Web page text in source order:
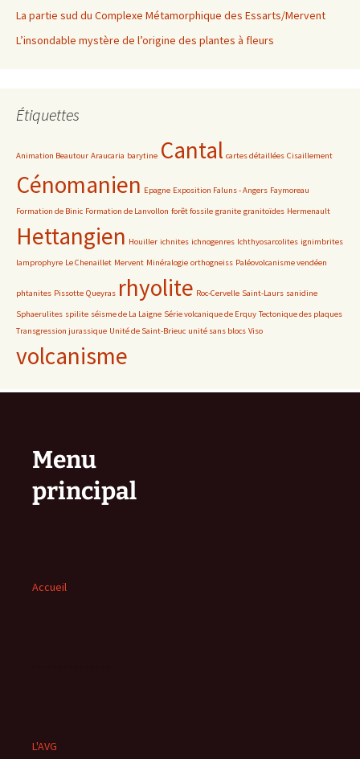
La partie sud du Complexe Métamorphique des Essarts/Mervent
L’insondable mystère de l’origine des plantes à fleurs
Étiquettes
Animation Beautour Araucaria barytine Cantal cartes détaillées Cisaillement
Cénomanien Epagne Exposition Faluns - Angers Faymoreau
Formation de Binic Formation de Lanvollon forêt fossile granite granitoïdes Hermenault
Hettangien Houiller ichnites ichnogenres Ichthyosarcolites ignimbrites
lamprophyre Le Chenaillet Mervent Minéralogie orthogneiss Paléovolcanisme vendéen
phtanites Pissotte Queyras rhyolite Roc-Cervelle Saint-Laurs sanidine
Sphaerulites spilite séisme de La Laigne Série volcanique de Erquy Tectonique des plaques
Transgression jurassique Unité de Saint-Brieuc unité sans blocs Viso
volcanisme
Menu
principal
Accueil
L'AVG